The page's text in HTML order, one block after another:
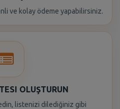
ve kolay ödeme yapabilirsiniz.
OLUŞTURUN
listenizi dilediğiniz gibi